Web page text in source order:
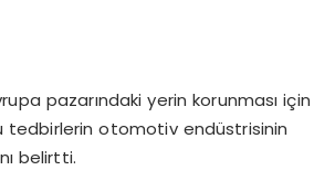
pazarındaki yerin korunması için
tedbirlerin otomotiv endüstrisinin
belirtti.